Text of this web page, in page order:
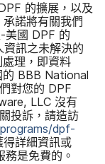
的​擴展，​以及​
承諾​將​有關​我們​
-美國 DPF 的​
資訊​之​未​解決​的​
理，​即​資料​
BBB National
對您​的 DPF
, LLC 沒有​
投訴，​請造訪
/dpf-
得​詳細​資訊​或​
務​是​免費​的。